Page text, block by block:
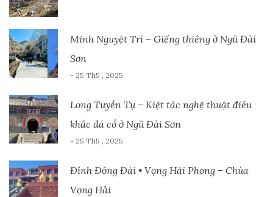
Minh Nguyệt Trì – Giếng thiêng ở Ngũ Đài
Sơn
- 25 Th5 , 2025
Long Tuyền Tự – Kiệt tác nghệ thuật điêu
khắc đá cổ ở Ngũ Đài Sơn
- 25 Th5 , 2025
Đỉnh Đông Đài • Vọng Hải Phong – Chùa
Vọng Hải